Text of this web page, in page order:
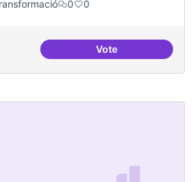
0 0
VoteSoledat i aïllament